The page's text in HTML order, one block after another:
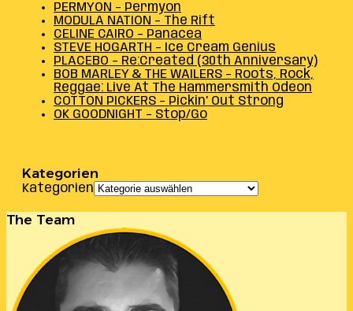
PERMYON – Permyon
MODULA NATION – The Rift
CELINE CAIRO – Panacea
STEVE HOGARTH – Ice Cream Genius
PLACEBO – Re:Created (30th Anniversary)
BOB MARLEY & THE WAILERS – Roots, Rock,
Reggae: Live At The Hammersmith Odeon
COTTON PICKERS – Pickin’ Out Strong
OK GOODNIGHT – Stop/Go
Kategorien
Kategorien
The Team